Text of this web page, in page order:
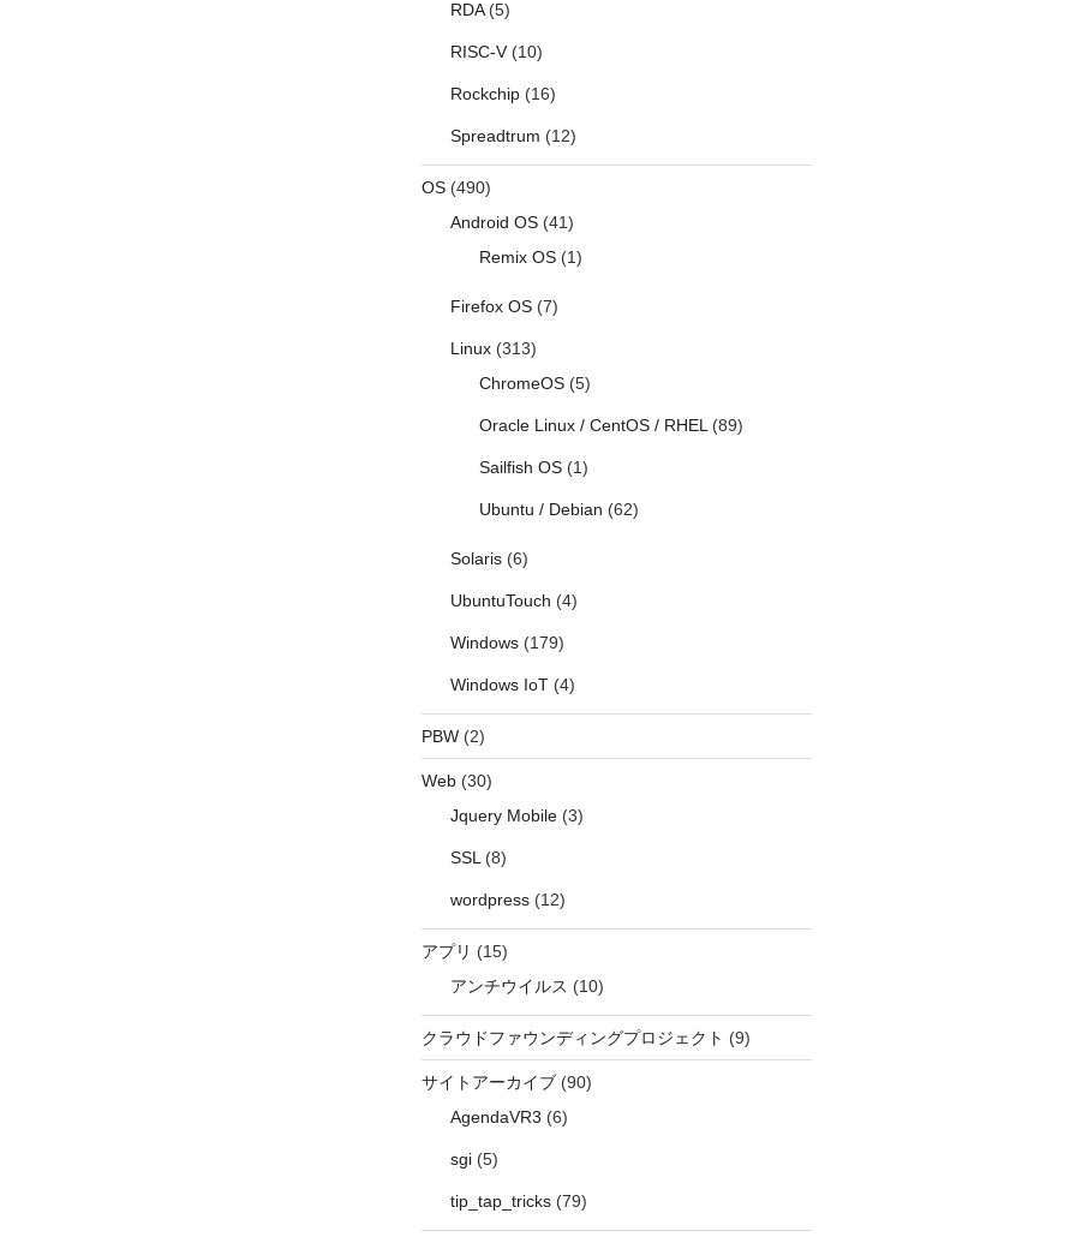
RDA(5)
RISC-V(10)
Rockchip(16)
Spreadtrum (12)
OS(490)
Android OS(41)
Remix OS(1)
Firefox OS(7)
Linux(313)
ChromeOS(5)
Oracle Linux / CentOS / RHEL(89)
Sailfish OS(1)
Ubuntu / Debian (62)
Solaris(6)
UbuntuTouch (4)
Windows(179)
Windows IoT(4)
PBW(2)
Web(30)
Jquery Mobile(3)
SSL(8)
wordpress(12)
アプリ (15)
アンチウイルス (10)
クラウドファウンディングプロジェクト (9)
サイトアーカイブ(90)
AgendaVR3 (6)
sgi(5)
tip_tap_tricks(79)